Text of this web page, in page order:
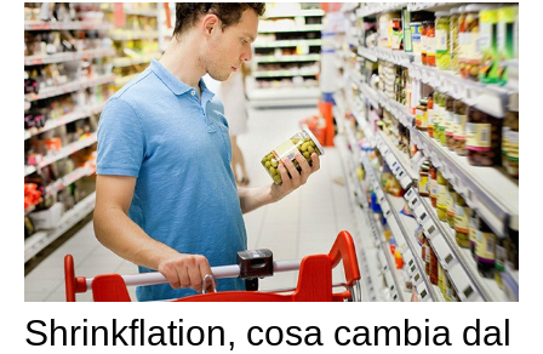
Shrinkflation, cosa cambia dal